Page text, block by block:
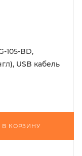
105-BD,
USB кабель
В КОРЗИНУ